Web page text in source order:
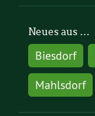
Neues aus …
Biesdorf
Mahlsdorf